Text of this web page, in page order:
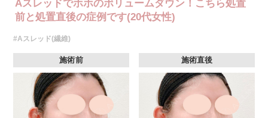
Aスレッドでホホのボリュームダウン！こちら処置
前と処置直後の症例です(20代女性)
#Aスレッド(繊維)
施術前 施術直後